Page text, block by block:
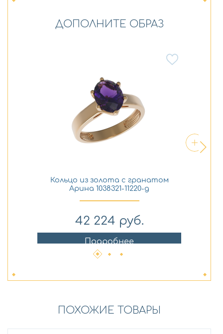
ДОПОЛНИТЕ ОБРАЗ
Кольцо из золота с гранатом
Арина 1038321-11220-g
42 224 руб.
Подробнее
ПОХОЖИЕ ТОВАРЫ